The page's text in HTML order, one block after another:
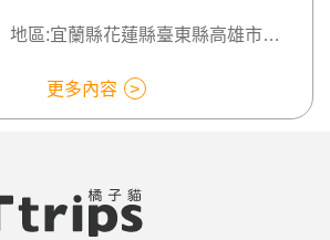
【旅遊補助方式】地區:宜蘭縣花蓮縣臺東縣高雄市及屏東縣
更多內容